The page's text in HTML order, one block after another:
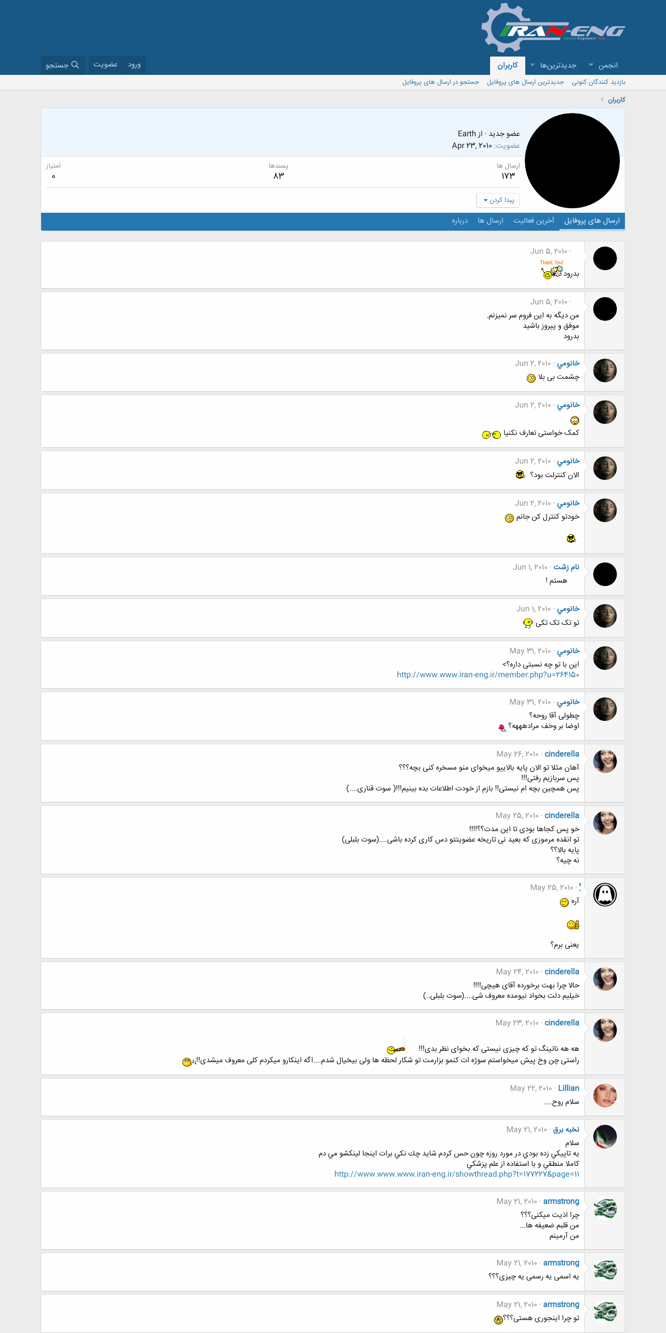
انجمن جدیدترین‌ها کاربران ورود عضویت جستجو
بازدید کنندگان کنونی جدیدترین ارسال های پروفایل
جستجو در ارسال های پروفایل
کاربران
عضو جدید · از Earth
عضویت Apr 23, 2010
ارسال ها
173
پسندها
83
امتیاز
0
پیدا کردن
ارسال های پروفایل آخرین فعالیت ارسال ها درباره
Jun 5, 2010
بدرود
Jun 5, 2010
من ديگه به اين فروم سر نميزنم.
موفق و پيروز باشيد
بدرود
خانومي Jun 2, 2010
چشمت بی بلا
خانومي Jun 2, 2010
کمک خواستی تعارف نکنیا
خانومي Jun 2, 2010
الان کنترلت بود؟
خانومي Jun 2, 2010
خودتو کنترل کن جانم
نام زشت Jun 1, 2010
هستم !
خانومي Jun 1, 2010
تو تک تک تکی
خانومي May 31, 2010
این با تو چه نسبتی داره؟>
http://www.www.iran-eng.ir/member.php?u=264150
خانومي May 31, 2010
چطولی آقا روحه؟
اوضا بر وخف مرادهههه؟
cinderella
May 26, 2010
آهان مثلا تو الان پایه بالاییو میخوای منو مسخره کنی بچه؟؟؟
پس سربازیم رفتی!!!
پس همچین بچه ام نیستی!! بازم از خودت اطلاعات بده بینیم!!!( سوت قناری....)
cinderella
May 25, 2010
خو پس کجاها بودی تا این مدت؟؟!!!!
تو انقده مرموزی که بعید نی تاریخه عضویتتو دس کاری کرده باشی....(سوت بلبلی)
پایه بالا؟؟
نه چیه؟
May 25, 2010
آره
یعنی برم؟
cinderella
May 24, 2010
حالا چرا بهت برخورده آقای هیچی!!!!
خیلیم دلت بخواد نیومده معروف شی....(سوت بلبلی..)
cinderella
May 23, 2010
هه هه ناتینگ تو که چیزی نیستی که بخوای نظر بدی!!!
راستی چن وخ پیش میخواستم سوژه ات کنمو بزارمت تو شکار لحظه ها ولی بیخیال شدم....اگه اینکارو میکردم کلی معروف میشدی!!
Lillian
May 22, 2010
سلام روح....
نخبه برق May 21, 2010
سلام
يه تاپيكي زده بودي در مورد روزه چون حس كردم شايد چك نكي برات اينجا لينكشو مي دم
كاملا منطقي و با استفاده از علم پزشكي
http://www.www.www.iran-eng.ir/showthread.php?t=177227&page=11
armstrong
May 21, 2010
چرا اذیت میکنی؟؟؟
من قلبم ضعیفه ها...
من آرمینم
armstrong
May 21, 2010
یه اسمی یه رسمی یه چیزی؟؟؟
armstrong
May 21, 2010
تو چرا اینجوری هستی؟؟؟